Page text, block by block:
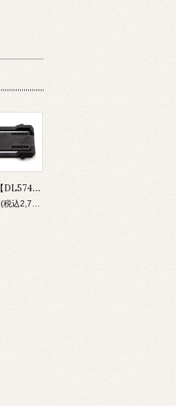
【DL574】ショートバッテリーホルダー(for Re-R HYBRID)
2,500円(税込2,750円)